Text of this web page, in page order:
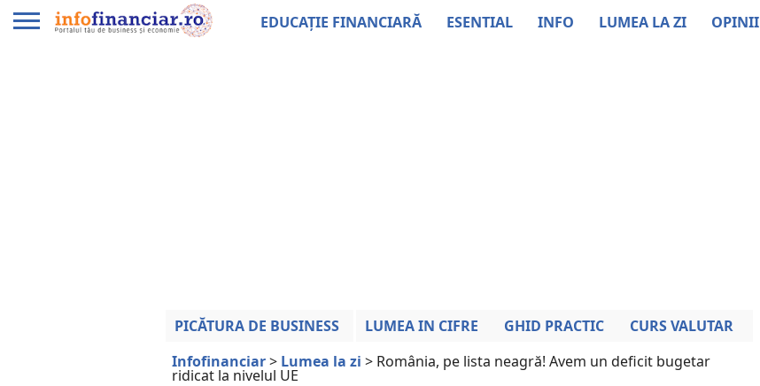
EDUCAȚIE FINANCIARĂ ESENTIAL INFO LUMEA LA ZI OPINII
PICĂTURA DE BUSINESS LUMEA IN CIFRE GHID PRACTIC
CURS VALUTAR
Infofinanciar> Lumea la zi > România, pe lista neagră! Avem un deficit bugetar
ridicat la nivelul UE